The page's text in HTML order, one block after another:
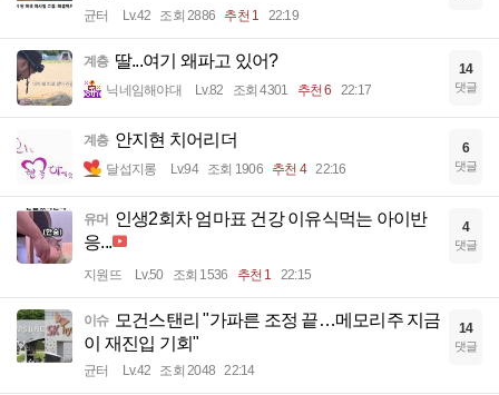
균터 Lv.42 조회 2886 추천 1 22:19
계층 딸...여기 왜파고 있어?
닉네임해야대 Lv.82 조회 4301 추천 6 22:17
14
댓글
계층 안지현 치어리더
달섭지롱 Lv.94 조회 1906 추천 4 22:16
6
댓글
유머 인생2회차 엄마표 건강 이유식먹는 아이반
응...
지원뜨 Lv.50 조회 1536 추천 1 22:15
4
댓글
이슈
모건스탠리 "가파른 조정 끝…메모리주 지금
이 재진입 기회"
균터 Lv.42 조회 2048 22:14
14
댓글